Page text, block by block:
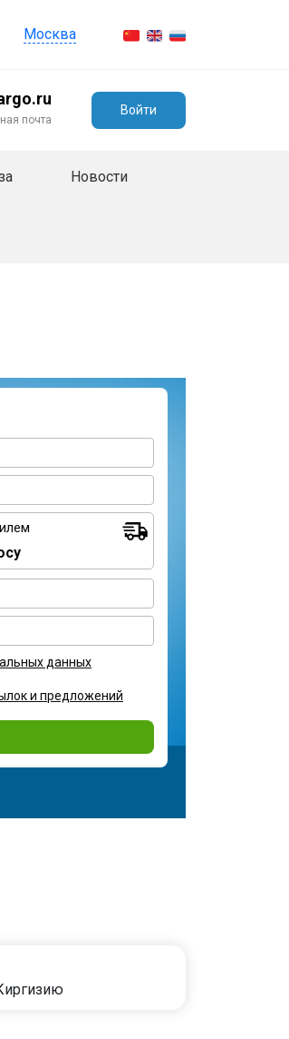
Москва
почта
Войти
Новости
данных
и предложений